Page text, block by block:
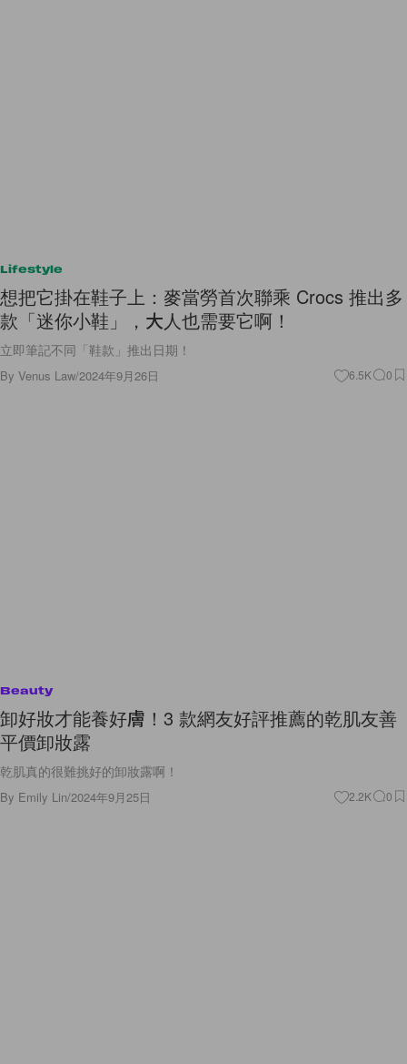
Lifestyle
想把它掛在鞋子上：麥當勞首次聯乘 Crocs 推出多
款「迷你小鞋」，大人也需要它啊！
立即筆記不同「鞋款」推出日期！
By Venus Law/2024年9月26日 6.5K 0
Beauty
卸好妝才能養好膚！3 款網友好評推薦的乾肌友善
平價卸妝露
乾肌真的很難挑好的卸妝露啊！
By Emily Lin/2024年9月25日 2.2K 0